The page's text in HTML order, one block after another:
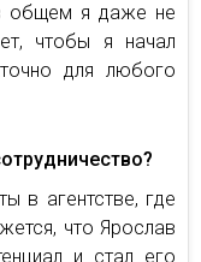
общем я даже не
чтобы я начал
для любого
в агентстве, где
что Ярослав
и стал его